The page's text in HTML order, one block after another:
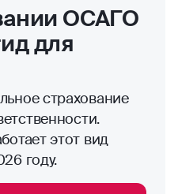
ОСАГО
для
страхование
этот вид
году.